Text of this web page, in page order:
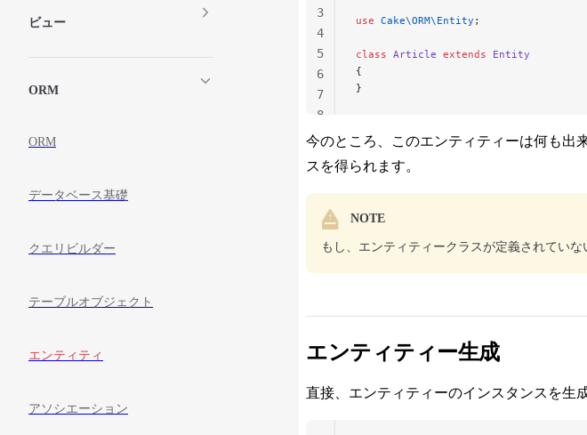
ビュー
ORM
ORM
データベース基礎
クエリビルダー
テーブルオブジェクト
エンティティ
アソシエーション
use Cake\ORM\Entity ;
class Article extends Entity
{
}
3
4
5
6
7
8
今のところ、このエンティティーは何も出
スを得られます。
NOTE
もし、エンティティークラスが定義されていな
エンティティー生成
直接、エンティティーのインスタンスを生